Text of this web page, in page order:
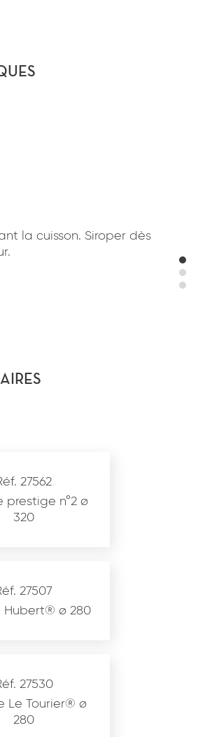
la cuisson. Siroper dès
27562
prestige n°2 ø
320
27507
Hubert® ø 280
27530
Le Tourier® ø
280